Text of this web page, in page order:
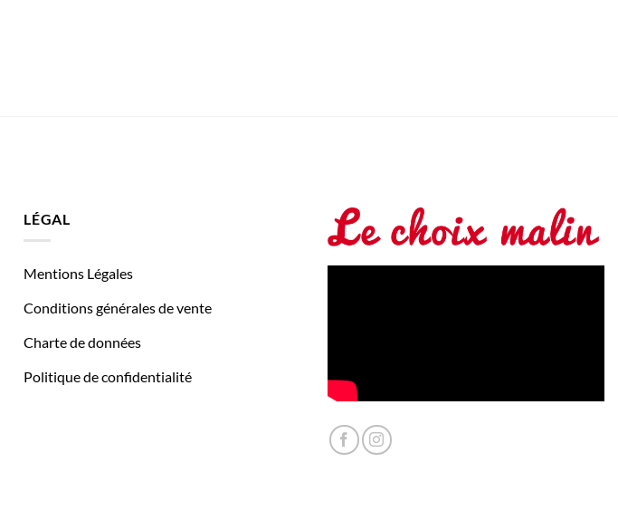
LÉGAL
Mentions Légales
Conditions générales de vente
Charte de données
Politique de confidentialité